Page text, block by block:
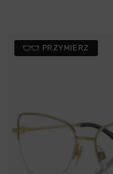
PRZYMIERZ